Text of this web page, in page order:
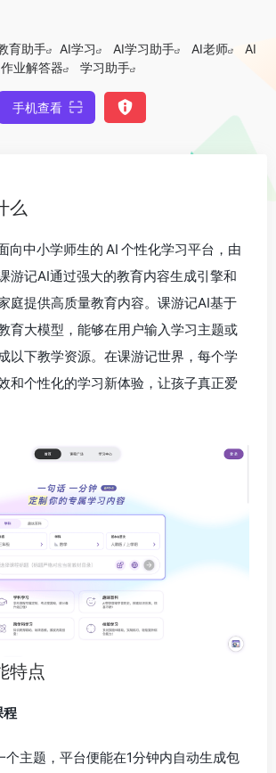
育助手 AI学习 AI学习助手 AI老师
AI
作业解答器 学习助手
手机查看
么
向中小学师生的 AI 个性化学习平台，由
游记AI通过强大的教育内容生成引擎和
庭提供高质量教育内容。课游记AI基于
育大模型，能够在用户输入学习主题或
以下教学资源。在课游记世界，每个学
和个性化的学习新体验，让孩子真正爱
特点
程
个主题，平台便能在1分钟内自动生成包